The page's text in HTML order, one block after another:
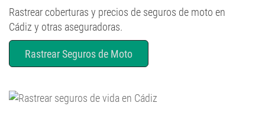
Rastrear coberturas y precios de seguros de moto en
Cádiz y otras aseguradoras.
Rastrear Seguros de Moto